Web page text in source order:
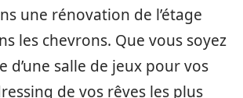
une rénovation de l’étage
les chevrons. Que vous soyez
d’une salle de jeux pour vos
de vos rêves les plus